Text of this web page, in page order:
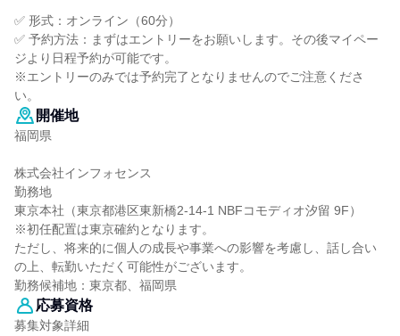
✅ 形式：オンライン（60分）
✅ 予約方法：まずはエントリーをお願いします。その後マイペー
ジより日程予約が可能です。
※エントリーのみでは予約完了となりませんのでご注意くださ
い。
開催地
福岡県
株式会社インフォセンス
勤務地
東京本社（東京都港区東新橋2-14-1 NBFコモディオ汐留 9F）
※初任配置は東京確約となります。
ただし、将来的に個人の成長や事業への影響を考慮し、話し合い
の上、転勤いただく可能性がございます。
勤務候補地：東京都、福岡県
応募資格
募集対象詳細